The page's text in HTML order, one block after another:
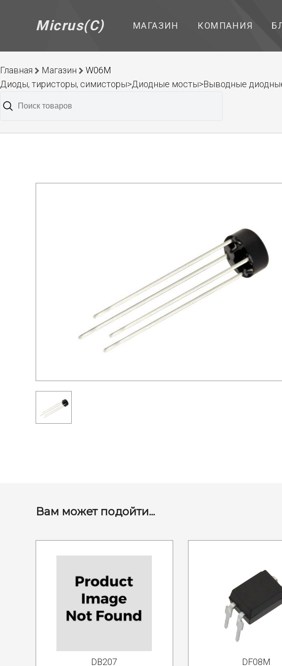
Micrus(C) МАГАЗИН КОМПАНИЯ
Главная Магазин
W06M
Диоды, тиристоры, симисторы>Диодные мосты>Выводные
Вам может подойти...
DB207 DF08M